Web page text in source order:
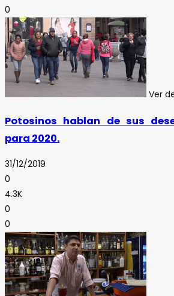
0
Ver
Potosinos hablan de sus
para 2020.
31/12/2019
0
4.3K
0
0